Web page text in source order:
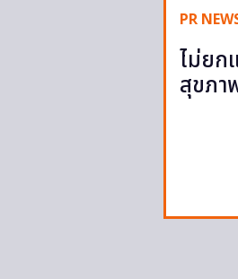
PR
ไม่ยก
สุขภา